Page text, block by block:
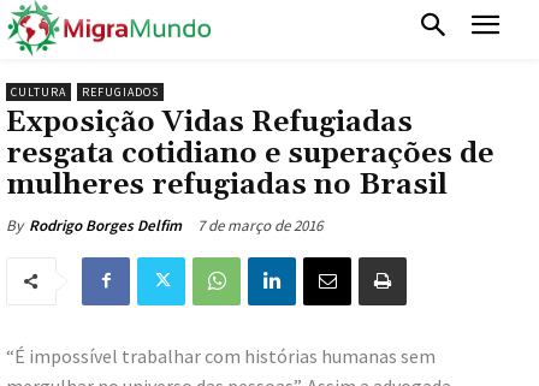
CULTURA REFUGIADOS
Exposição Vidas Refugiadas
resgata cotidiano e superações de
mulheres refugiadas no Brasil
By Rodrigo Borges Delfim 7 de março de 2016
“É impossível trabalhar com histórias humanas sem